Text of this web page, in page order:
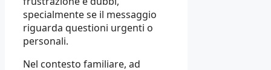
specialmente se il messaggio
riguarda questioni urgenti o
personali.
Nel contesto familiare, ad